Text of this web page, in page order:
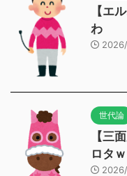
【エ
わ
世代論
【三
ロタ